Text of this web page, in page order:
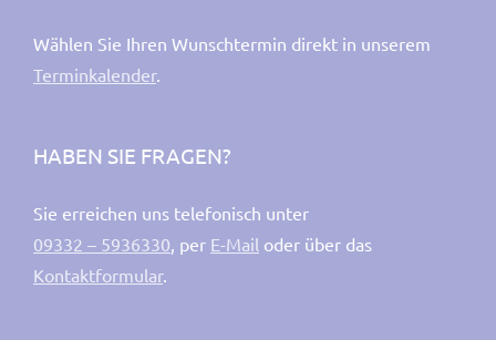
Wählen Sie Ihren Wunschtermin direkt in unserem
Terminkalender.
HABEN SIE FRAGEN?
Sie erreichen uns telefonisch unter
09332 – 5936330 , per E-Mail oder über das
Kontaktformular.